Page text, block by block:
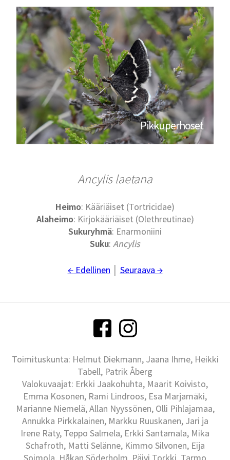
Pikkuperhoset
Ancylis laetana
Heimo: Kääriäiset (Tortricidae)
Alaheimo: Kirjokääriäiset (Olethreutinae)
Sukuryhmä: Enarmoniini
Suku: Ancylis
← Edellinen Seuraava →
Toimituskunta: Helmut Diekmann, Jaana Ihme, Heikki
Tabell, Patrik Åberg
Valokuvaajat: Erkki Jaakohuhta, Maarit Koivisto,
Emma Kosonen, Rami Lindroos, Esa Marjamäki,
Marianne Niemelä, Allan Nyyssönen, Olli Pihlajamaa,
Annukka Pirkkalainen, Markku Ruuskanen, Jari ja
Irene Räty, Teppo Salmela, Erkki Santamala, Mika
Schafroth, Matti Selänne, Kimmo Silvonen, Eija